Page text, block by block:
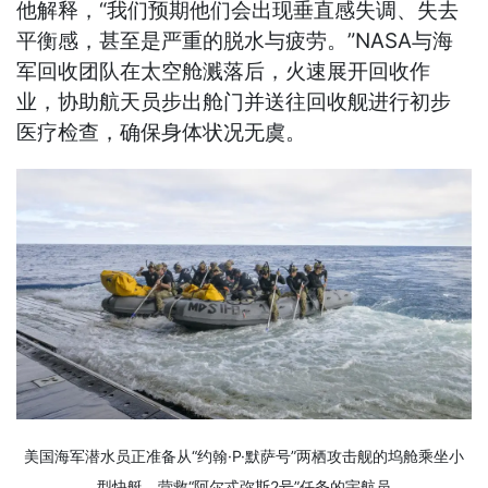
他解释，“我们预期他们会出现垂直感失调、失去
平衡感，甚至是严重的脱水与疲劳。”NASA与海
军回收团队在太空舱溅落后，火速展开回收作
业，协助航天员步出舱门并送往回收舰进行初步
医疗检查，确保身体状况无虞。
美国海军潜水员正准备从“约翰·P·默萨号”两栖攻击舰的坞舱乘坐小